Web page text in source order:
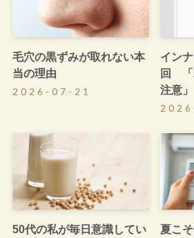
毛穴の黒ずみが取れない本
当の理由
2026-07-21
イン
回 「
注意」
50代の私が毎日意識してい
夏こ